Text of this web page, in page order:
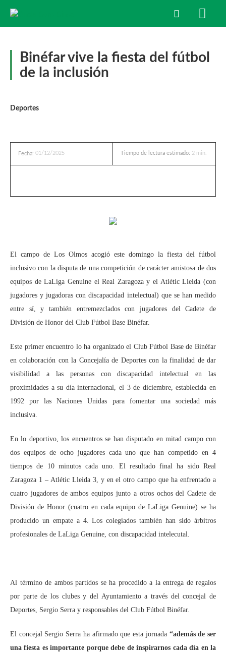
Binéfar vive la fiesta del fútbol
de la inclusión
Deportes
Fecha: 01/12/2025 Tiempo de lectura estimado: 2 min.
El campo de Los Olmos acogió este domingo la fiesta del fútbol
inclusivo con la disputa de una competición de carácter amistosa de dos
equipos de LaLiga Genuine el Real Zaragoza y el Atlétic Lleida (con
jugadores y jugadoras con discapacidad intelectual) que se han medido
entre sí, y también entremezclados con jugadores del Cadete de
División de Honor del Club Fútbol Base Binéfar.
Este primer encuentro lo ha organizado el Club Fútbol Base de Binéfar
en colaboración con la Concejalía de Deportes con la finalidad de dar
visibilidad a las personas con discapacidad intelectual en las
proximidades a su día internacional, el 3 de diciembre, establecida en
1992 por las Naciones Unidas para fomentar una sociedad más
inclusiva.
En lo deportivo, los encuentros se han disputado en mitad campo con
dos equipos de ocho jugadores cada uno que han competido en 4
tiempos de 10 minutos cada uno. El resultado final ha sido Real
Zaragoza 1 – Atlétic Lleida 3, y en el otro campo que ha enfrentado a
cuatro jugadores de ambos equipos junto a otros ochos del Cadete de
División de Honor (cuatro en cada equipo de LaLiga Genuine) se ha
producido un empate a 4. Los colegiados también han sido árbitros
profesionales de LaLiga Genuine, con discapacidad intelecutal.
Al término de ambos partidos se ha procedido a la entrega de regalos
por parte de los clubes y del Ayuntamiento a través del concejal de
Deportes, Sergio Serra y responsables del Club Fútbol Binéfar.
El concejal Sergio Serra ha afirmado que esta jornada “además de ser
una fiesta es importante porque debe de inspirarnos cada día en la